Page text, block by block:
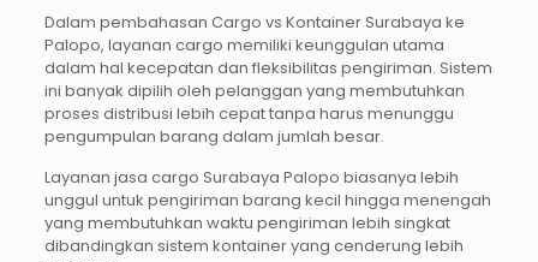
Dalam pembahasan Cargo vs Kontainer Surabaya ke
Palopo, layanan cargo memiliki keunggulan utama
dalam hal kecepatan dan fleksibilitas pengiriman. Sistem
ini banyak dipilih oleh pelanggan yang membutuhkan
proses distribusi lebih cepat tanpa harus menunggu
pengumpulan barang dalam jumlah besar.
Layanan jasa cargo Surabaya Palopo biasanya lebih
unggul untuk pengiriman barang kecil hingga menengah
yang membutuhkan waktu pengiriman lebih singkat
dibandingkan sistem kontainer yang cenderung lebih